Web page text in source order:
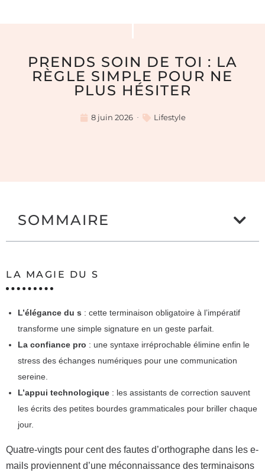
PRENDS SOIN DE TOI : LA
RÈGLE SIMPLE POUR NE
PLUS HÉSITER
8 juin 2026 Lifestyle
SOMMAIRE
LA MAGIE DU S
L’élégance du s : cette terminaison obligatoire à l’impératif
transforme une simple signature en un geste parfait.
La confiance pro : une syntaxe irréprochable élimine enfin le
stress des échanges numériques pour une communication
sereine.
L’appui technologique : les assistants de correction sauvent
les écrits des petites bourdes grammaticales pour briller chaque
jour.
Quatre-vingts pour cent des fautes d’orthographe dans les e-
mails proviennent d’une méconnaissance des terminaisons